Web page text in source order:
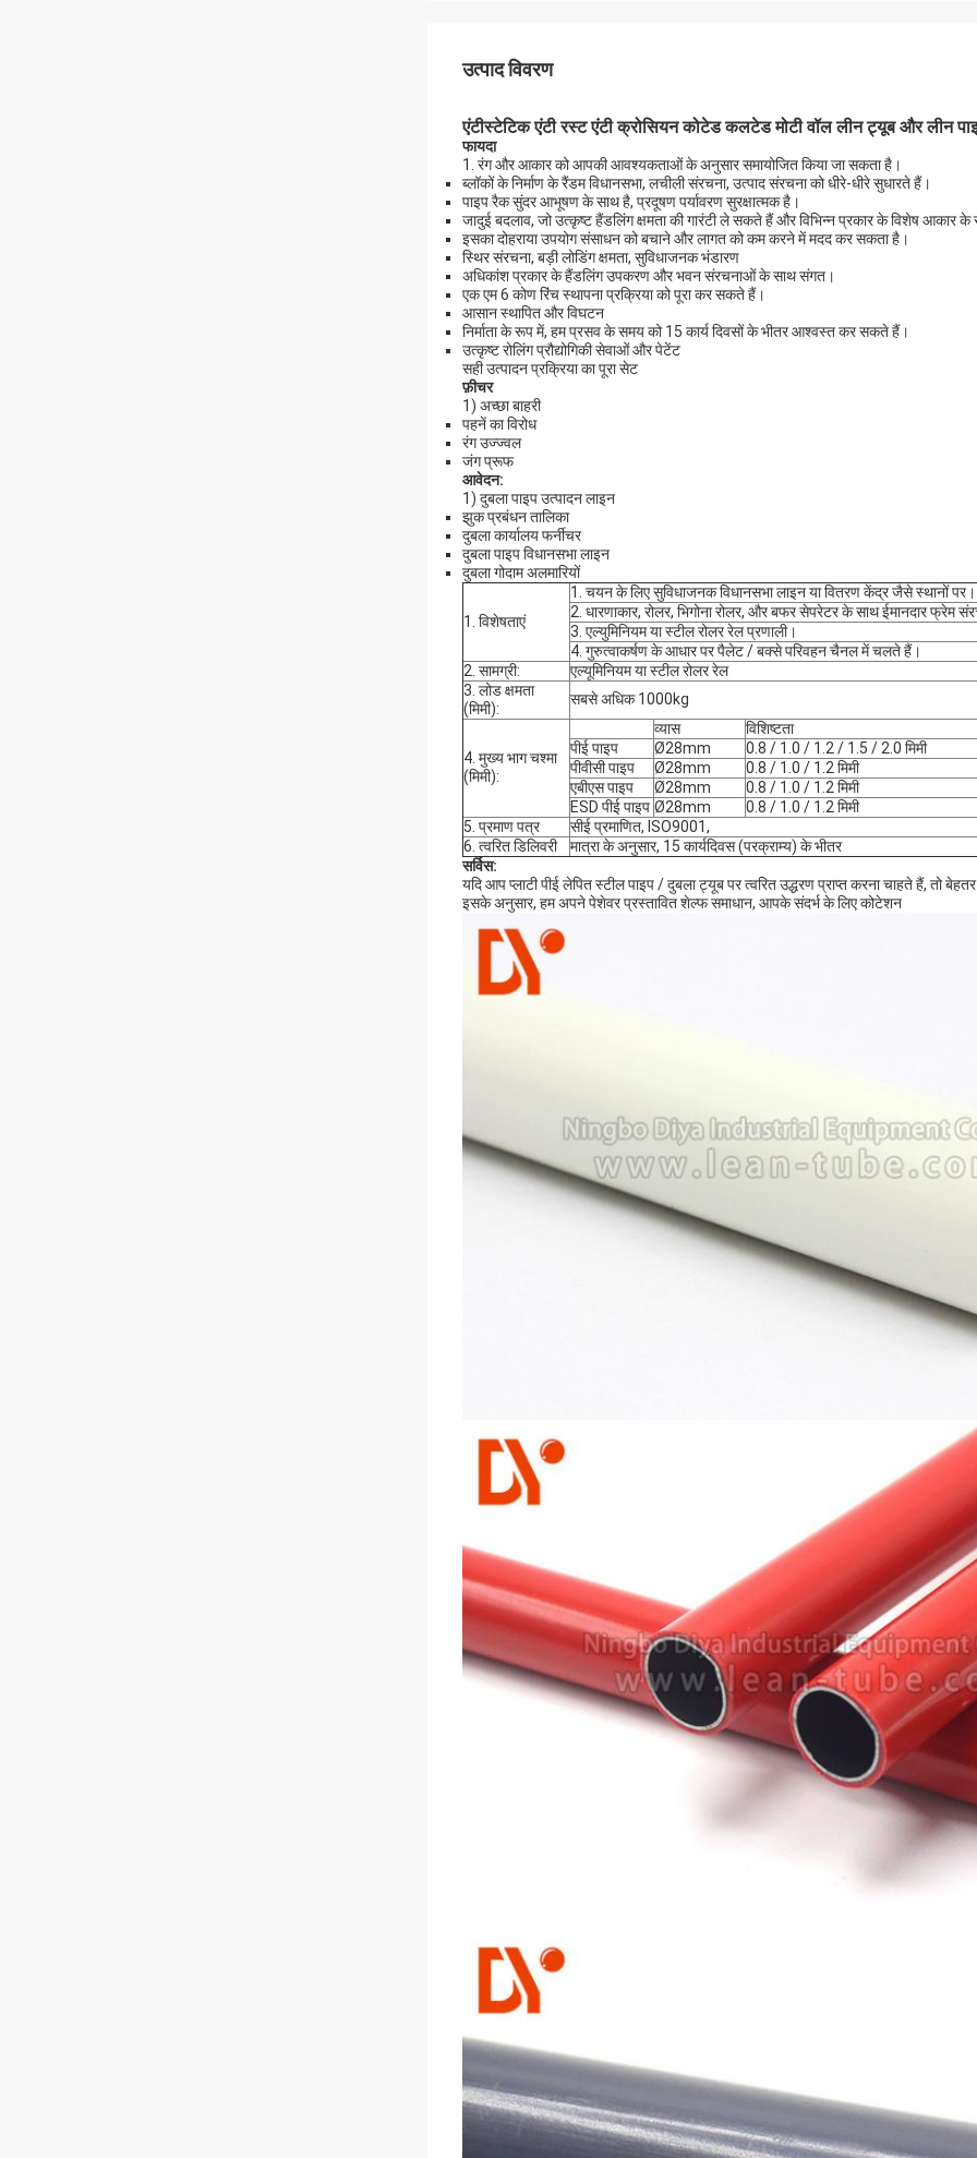
उत्पाद विवरण
एंटीस्टेटिक एंटी रस्ट एंटी क्रोसियन कोटेड कलटेड मोटी वॉल लीन ट्यूब और लीन
फायदा
1. रंग और आकार को आपकी आवश्यकताओं के अनुसार समायोजित किया जा सकता है।
ब्लॉकों के निर्माण के रैंडम विधानसभा, लचीली संरचना, उत्पाद संरचना को धीरे-धीरे सुधारते हैं।
पाइप रैक सुंदर आभूषण के साथ है, प्रदूषण पर्यावरण सुरक्षात्मक है।
जादुई बदलाव, जो उत्कृष्ट हैंडलिंग क्षमता की गारंटी ले सकते हैं और विभिन्न प्रकार के विशेष
इसका दोहराया उपयोग संसाधन को बचाने और लागत को कम करने में मदद कर सकता है।
स्थिर संरचना, बड़ी लोडिंग क्षमता, सुविधाजनक भंडारण
अधिकांश प्रकार के हैंडलिंग उपकरण और भवन संरचनाओं के साथ संगत।
एक एम 6 कोण रिंच स्थापना प्रक्रिया को पूरा कर सकते हैं।
आसान स्थापित और विघटन
निर्माता के रूप में, हम प्रसव के समय को 15 कार्य दिवसों के भीतर आश्वस्त कर सकते हैं।
उत्कृष्ट रोलिंग प्रौद्योगिकी सेवाओं और पेटेंट
सही उत्पादन प्रक्रिया का पूरा सेट
फ़ीचर
1) अच्छा बाहरी
पहनें का विरोध
रंग उज्ज्वल
जंग प्रूफ
आवेदन:
1) दुबला पाइप उत्पादन लाइन
झुक प्रबंधन तालिका
दुबला कार्यालय फर्नीचर
दुबला पाइप विधानसभा लाइन
दुबला गोदाम अलमारियों
1. विशेषताएं
1. चयन के लिए सुविधाजनक विधानसभा लाइन या वितरण केंद्र जैसे स्थानों पर।
2. धारणाकार, रोलर, भिगोना रोलर, और बफर सेपरेटर के साथ ईमानदार फ्रेम
3. एल्युमिनियम या स्टील रोलर रेल प्रणाली।
4. गुरुत्वाकर्षण के आधार पर पैलेट / बक्से परिवहन चैनल में चलते हैं।
2. सामग्री:
एल्यूमिनियम या स्टील रोलर रेल
3. लोड क्षमता
(मिमी):
सबसे अधिक 1000kg
4. मुख्य भाग चश्मा
(मिमी):
व्यास
विशिष्टता
पीई पाइप
Ø28mm
0.8 / 1.0 / 1.2 / 1.5 / 2.0 मिमी
पीवीसी पाइप
Ø28mm
0.8 / 1.0 / 1.2 मिमी
एबीएस पाइप
Ø28mm
0.8 / 1.0 / 1.2 मिमी
ESD पीई पाइप Ø28mm
0.8 / 1.0 / 1.2 मिमी
5. प्रमाण पत्र
सीई प्रमाणित, ISO9001,
6. त्वरित डिलिवरी
मात्रा के अनुसार, 15 कार्यदिवस (परक्राम्य) के भीतर
सर्विस:
यदि आप प्लाटी पीई लेपित स्टील पाइप / दुबला ट्यूब पर त्वरित उद्धरण प्राप्त करना चाहते हैं, तो
इसके अनुसार, हम अपने पेशेवर प्रस्तावित शेल्फ समाधान, आपके संदर्भ के लिए कोटेशन